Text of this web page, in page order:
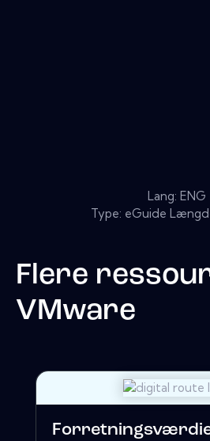
Lang: ENG
Type: eGuide
Flere
VMware